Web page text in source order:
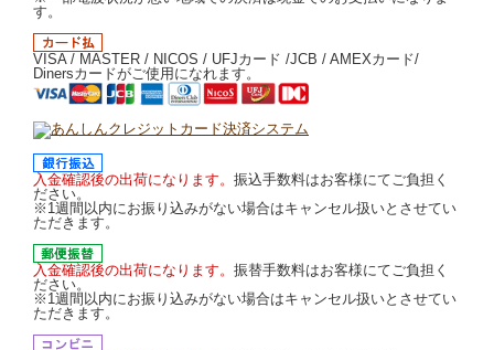
す。
VISA / MASTER / NICOS / UFJカード /JCB / AMEXカード/
Dinersカードがご使用になれます。
入金確認後の出荷になります。 振込手数料はお客様にてご負担く
ださい。
※1週間以内にお振り込みがない場合はキャンセル扱いとさせてい
ただきます。
入金確認後の出荷になります。 振替手数料はお客様にてご負担く
ださい。
※1週間以内にお振り込みがない場合はキャンセル扱いとさせてい
ただきます。